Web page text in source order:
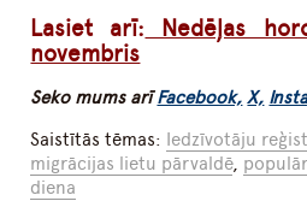
Lasiet arī: Nedēļas
novembris
Seko mums arīFacebook, X,
Saistītās tēmas:
Iedzīvotāju
migrācijas lietu pārvaldē,
diena